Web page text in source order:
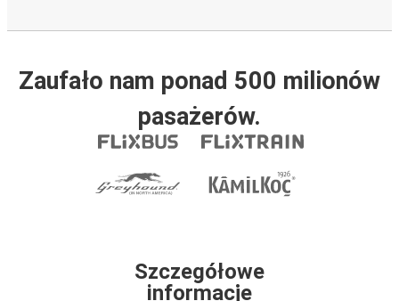
Zaufało nam ponad 500 milionów
pasażerów.
Szczegółowe
informacje